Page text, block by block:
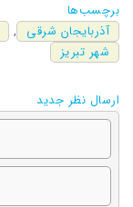
برچسب‌ها
آذربایجان شرقی
,
شهر تبریز
ارسال نظر جدید